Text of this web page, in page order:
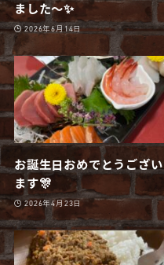
ました〜✨
2026年6月14日
お誕生日おめでとうござい
ます🎊
2026年4月23日